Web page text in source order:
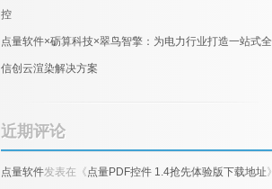
控
点量软件×砺算科技×翠鸟智擎：为电力行业打造一站式全
信创云渲染解决方案
近期评论
点量软件发表在《点量PDF控件 1.4抢先体验版下载地址》